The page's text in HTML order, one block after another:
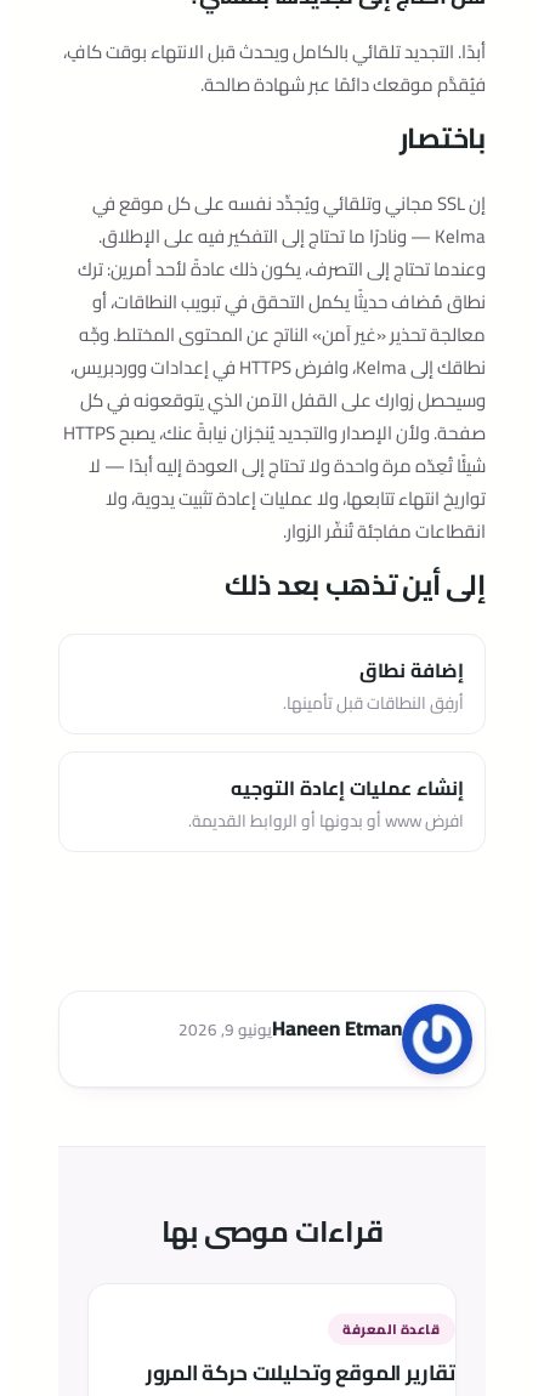
أبدًا. التجديد تلقائي بالكامل ويحدث قبل الانتهاء بوقت كافٍ،
فيُقدَّم موقعك دائمًا عبر شهادة صالحة.
باختصار
إن SSL مجاني وتلقائي ويُجدِّد نفسه على كل موقع في
Kelma — ونادرًا ما تحتاج إلى التفكير فيه على الإطلاق.
وعندما تحتاج إلى التصرف، يكون ذلك عادةً لأحد أمرين: ترك
نطاق مُضاف حديثًا يكمل التحقق في تبويب النطاقات، أو
معالجة تحذير «غير آمن» الناتج عن المحتوى المختلط. وجِّه
نطاقك إلى Kelma، وافرض HTTPS في إعدادات ووردبريس،
وسيحصل زوارك على القفل الآمن الذي يتوقعونه في كل
صفحة. ولأن الإصدار والتجديد يُنجَزان نيابةً عنك، يصبح HTTPS
شيئًا تُعِدّه مرة واحدة ولا تحتاج إلى العودة إليه أبدًا — لا
تواريخ انتهاء تتابعها، ولا عمليات إعادة تثبيت يدوية، ولا
انقطاعات مفاجئة تُنفّر الزوار.
إلى أين تذهب بعد ذلك
إضافة نطاق
أرفِق النطاقات قبل تأمينها.
إنشاء عمليات إعادة التوجيه
افرض www أو بدونها أو الروابط القديمة.
Haneen Etmanيونيو 9, 2026
قراءات موصى بها
قاعدة المعرفة
تقارير الموقع وتحليلات حركة المرور